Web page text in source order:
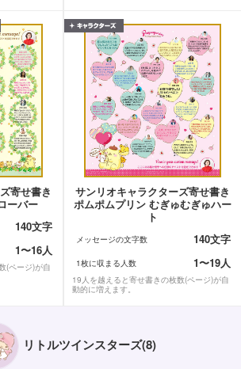
寄せ書き
ーバー
140文字
1〜16人
(ページ)が自
サンリオキャラクターズ寄せ書き
ポムポムプリン むぎゅむぎゅハー
ト
メッセージの文字数 140文字
1枚に収まる人数 1〜19人
19人を越えると寄せ書きの枚数(ページ)が自
動的に増えます。
リトルツインスターズ(8)